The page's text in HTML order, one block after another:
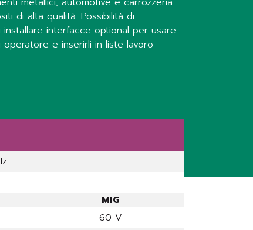
di alta qualità. Possibilità di
interfacce optional per usare
e inserirli in liste lavoro
MIG
60 V